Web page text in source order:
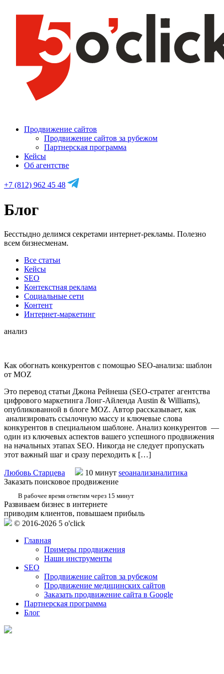
Продвижение сайтов
Продвижение сайтов за рубежом
Партнерская программа
Кейсы
Об агентстве
+7 (812) 962 45 48
Блог
Бесстыдно делимся секретами интернет-рекламы. Полезно
всем бизнесменам.
Все статьи
Кейсы
SEO
Контекстная реклама
Социальные сети
Контент
Интернет-маркетинг
анализ
Как обогнать конкурентов с помощью SEO-анализа: шаблон
от MOZ
Это перевод статьи Джона Рейнеша (SEO-стратег агентства
цифрового маркетинга Лонг-Айленда Austin & Williams),
опубликованной в блоге MOZ. Автор рассказывает, как
анализировать ссылочную массу и ключевые слова
конкурентов в специальном шаблоне. Анализ конкурентов —
один из ключевых аспектов вашего успешного продвижения
на начальных этапах SEO. Никогда не следует пропускать
этот важный шаг и сразу переходить к […]
Любовь Старцева 10 минут seoанализаналитика
Заказать поисковое продвижение
В рабочее время ответим через 15 минут
Развиваем бизнес в интернете
приводим клиентов, повышаем прибыль
© 2016-2026 5 o'click
Главная
Примеры продвижения
Наши инструменты
SEO
Продвижение сайтов за рубежом
Продвижение медицинских сайтов
Заказать продвижение сайта в Google
Партнерская программа
Блог